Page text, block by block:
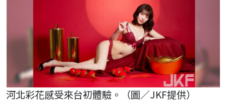
河北彩花感受來台初體驗。（圖／JKF提供）